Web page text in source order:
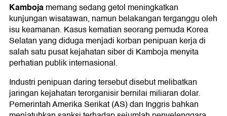
Kambojamemang sedang getol meningkatkan
kunjungan wisatawan, namun belakangan terganggu oleh
isu keamanan. Kasus kematian seorang pemuda Korea
Selatan yang diduga menjadi korban penipuan kerja di
salah satu pusat kejahatan siber di Kamboja menyita
perhatian publik internasional.
Industri penipuan daring tersebut disebut melibatkan
jaringan kejahatan terorganisir bernilai miliaran dolar.
Pemerintah Amerika Serikat (AS) dan Inggris bahkan